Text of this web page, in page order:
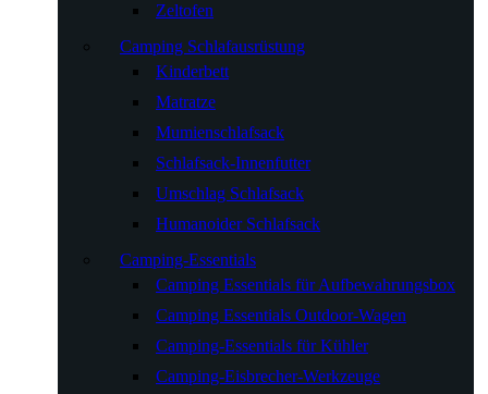
Zeltofen
Camping Schlafausrüstung
Kinderbett
Matratze
Mumienschlafsack
Schlafsack-Innenfutter
Umschlag Schlafsack
Humanoider Schlafsack
Camping-Essentials
Camping Essentials für Aufbewahrungsbox
Camping Essentials Outdoor-Wagen
Camping-Essentials für Kühler
Camping-Eisbrecher-Werkzeuge